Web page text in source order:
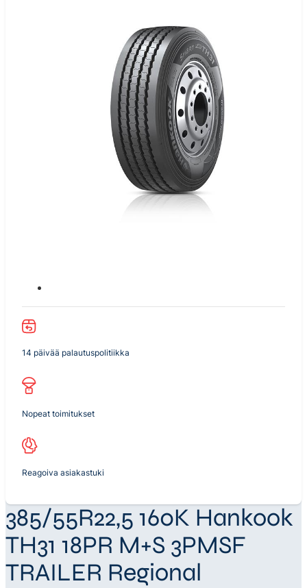
14 päivää palautuspolitiikka
Nopeat toimitukset
Reagoiva asiakastuki
385/55R22,5 160K Hankook
TH31 18PR M+S 3PMSF
TRAILER Regional